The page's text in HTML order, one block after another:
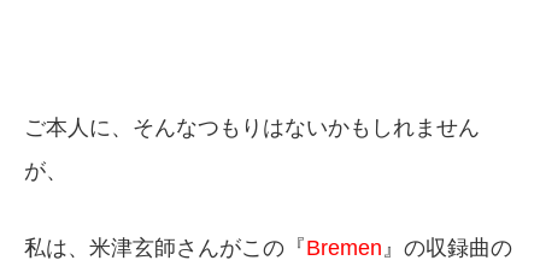
ご本人に、そんなつもりはないかもしれません
が、
私は、米津玄師さんがこの『Bremen』の収録曲の